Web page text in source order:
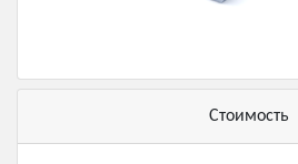
Стоимость